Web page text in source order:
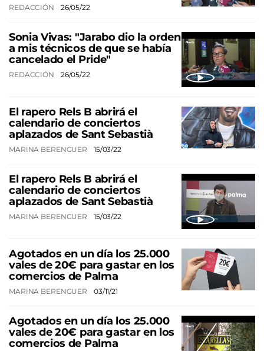
REDACCIÓN 26/05/22
Sonia Vivas: "Jarabo dio la orden
a mis técnicos de que se había
cancelado el Pride"
REDACCIÓN 26/05/22
El rapero Rels B abrirá el
calendario de conciertos
aplazados de Sant Sebastià
MARINA BERENGUER 15/03/22
El rapero Rels B abrirá el
calendario de conciertos
aplazados de Sant Sebastià
MARINA BERENGUER 15/03/22
Agotados en un día los 25.000
vales de 20€ para gastar en los
comercios de Palma
MARINA BERENGUER 03/11/21
Agotados en un día los 25.000
vales de 20€ para gastar en los
comercios de Palma